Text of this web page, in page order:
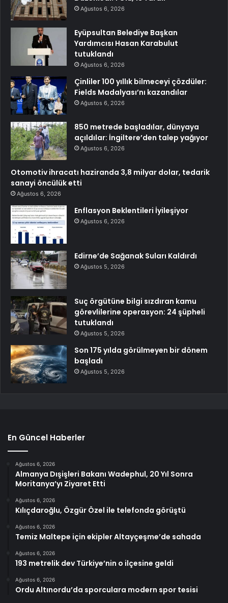
Ağustos 6, 2026
Eyüpsultan Belediye Başkan
Yardımcısı Hasan Karabulut
tutuklandı
Ağustos 6, 2026
Çinliler 100 yıllık bilmeceyi çözdüler:
Fields Madalyası’nı kazandılar
Ağustos 6, 2026
850 metrede başladılar, dünyaya
açıldılar: İngiltere’den talep yağıyor
Ağustos 6, 2026
Otomotiv ihracatı haziranda 3,8 milyar dolar, tedarik
sanayi öncülük etti
Ağustos 6, 2026
Enflasyon Beklentileri İyileşiyor
Ağustos 6, 2026
Edirne’de Sağanak Suları Kaldırdı
Ağustos 5, 2026
Suç örgütüne bilgi sızdıran kamu
görevlilerine operasyon: 24 şüpheli
tutuklandı
Ağustos 5, 2026
Son 175 yılda görülmeyen bir dönem
başladı
Ağustos 5, 2026
En Güncel Haberler
Ağustos 6, 2026
Almanya Dışişleri Bakanı Wadephul, 20 Yıl Sonra
Moritanya’yı Ziyaret Etti
Ağustos 6, 2026
Kılıçdaroğlu, Özgür Özel ile telefonda görüştü
Ağustos 6, 2026
Temiz Maltepe için ekipler Altayçeşme’de sahada
Ağustos 6, 2026
193 metrelik dev Türkiye’nin o ilçesine geldi
Ağustos 6, 2026
Ordu Altınordu’da sporculara modern spor tesisi